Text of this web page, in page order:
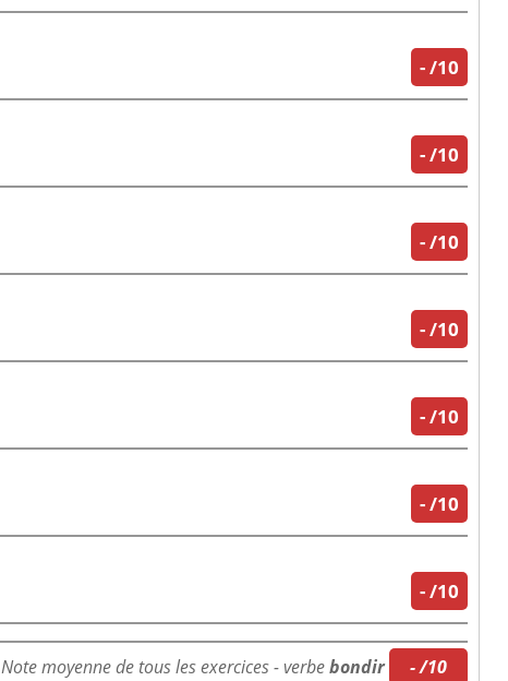
-/10
-/10
-/10
-/10
-/10
-/10
-/10
Note moyenne de tous les exercices - verbebondir - /10